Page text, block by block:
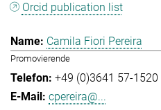
Orcid publication list
Camila Fiori Pereira
Promovierende
+49 (0)3641 57-1520
cpereira@...